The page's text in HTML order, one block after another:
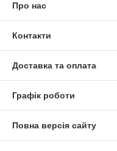
Про нас
Контакти
Доставка та оплата
Графік роботи
Повна версія сайту